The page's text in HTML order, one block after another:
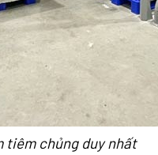
tiêm chủng duy nhất